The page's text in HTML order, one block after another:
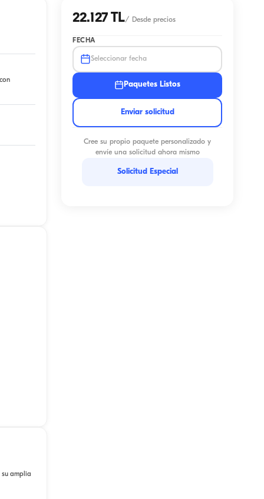
amplia
22.127 TL/ Desde precios
FECHA
Seleccionar fecha
Paquetes Listos
Enviar solicitud
Cree su propio paquete personalizado y
envíe una solicitud ahora mismo
Solicitud Especial